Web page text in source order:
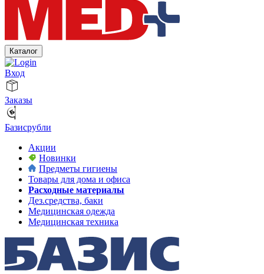
Каталог
Вход
Заказы
Базисрубли
Акции
Новинки
Предметы гигиены
Товары для дома и офиса
Расходные материалы
Дез.средства, баки
Медицинская одежда
Медицинская техника